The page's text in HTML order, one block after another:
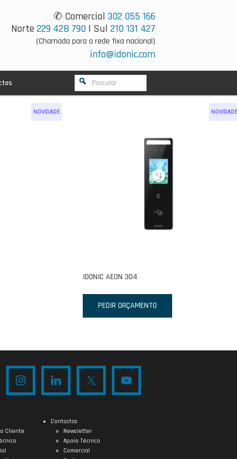
✆ Comercial 302 055 166
Norte229 428 790 | Sul 210 131 427
(Chamada para a rede fixa nacional)
info@idonic.com
NOVIDADE NOVIDADE
IDONIC AEON 304
PEDIR ORÇAMENTO
Cliente
Contactos
Newsletter
Apoio Técnico
Comercial